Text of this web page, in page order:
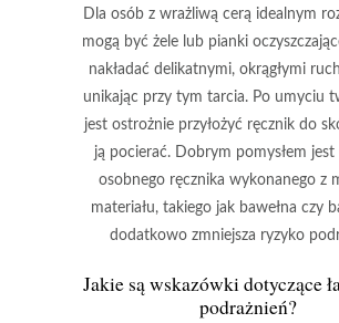
Dla osób z wrażliwą cerą idealnym
mogą być żele lub pianki
nakładać delikatnymi, okrągłymi
unikając przy tym tarcia. Po umyciu
jest ostrożnie przyłożyć ręcznik do
ją pocierać. Dobrym pomysłem jest
osobnego ręcznika wykonanego z
materiału, takiego jak bawełna czy
dodatkowo zmniejsza ryzyko
Jakie są wskazówki dotyczące
podrażnień?